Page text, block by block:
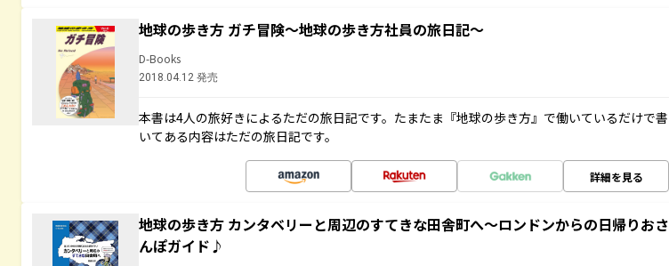
地球の歩き方 ガチ冒険～地球の歩き方社員の旅日記～
D-Books
2018.04.12 発売
本書は4人の旅好きによるただの旅日記です。たまたま『地球の歩き方』で働いているだけで書
いてある内容はただの旅日記です。
詳細を見る
地球の歩き方 カンタベリーと周辺のすてきな田舎町へ～ロンドンからの日帰りおさ
んぽガイド♪